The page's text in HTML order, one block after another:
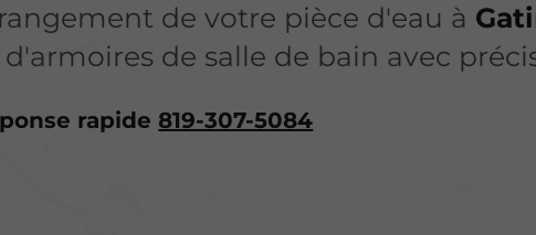
de votre pièce d'eau à
de salle de bain avec
rapide 819-307-5084